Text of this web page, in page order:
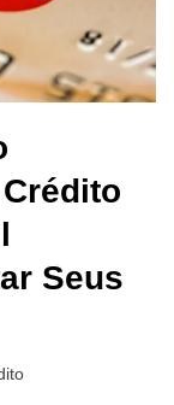
Seus